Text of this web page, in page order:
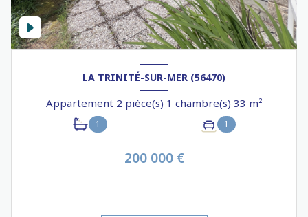
LA TRINITÉ-SUR-MER (56470)
Appartement 2 pièce(s) 1 chambre(s) 33 m²
1 1
200 000 €